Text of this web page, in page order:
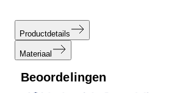
Productdetails
Materiaal
Beoordelingen